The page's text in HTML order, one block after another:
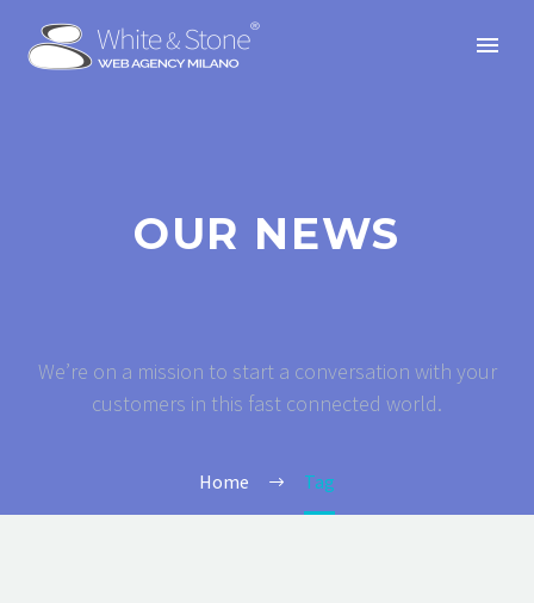
OUR NEWS
We’re on a mission to start a conversation with your
customers in this fast connected world.
Home Tag